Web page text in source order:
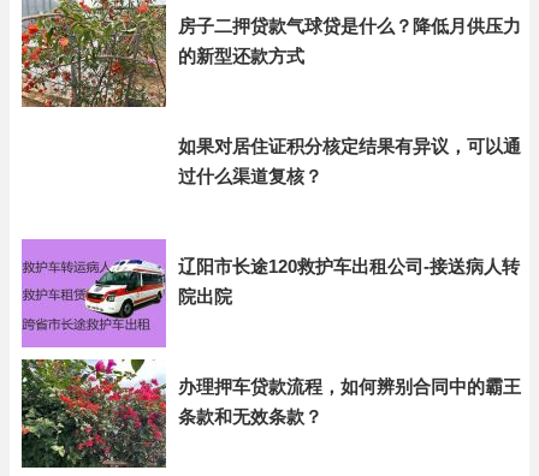
房子二押贷款气球贷是什么？降低月供压力
的新型还款方式
如果对居住证积分核定结果有异议，可以通
过什么渠道复核？
辽阳市长途120救护车出租公司-接送病人转
院出院
办理押车贷款流程，如何辨别合同中的霸王
条款和无效条款？